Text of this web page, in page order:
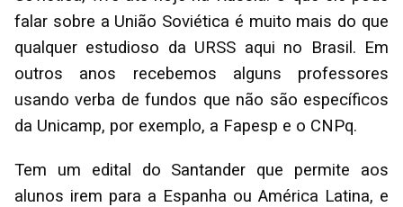
falar sobre a União Soviética é muito mais do que
qualquer estudioso da URSS aqui no Brasil. Em
outros anos recebemos alguns professores
usando verba de fundos que não são específicos
da Unicamp, por exemplo, a Fapesp e o CNPq.
Tem um edital do Santander que permite aos
alunos irem para a Espanha ou América Latina, e